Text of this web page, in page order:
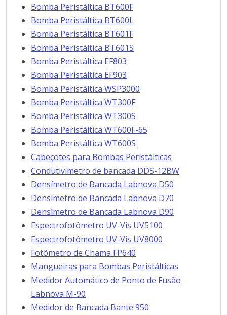
Bomba Peristáltica BT600F
Bomba Peristáltica BT600L
Bomba Peristáltica BT601F
Bomba Peristáltica BT601S
Bomba Peristáltica EF803
Bomba Peristáltica EF903
Bomba Peristáltica WSP3000
Bomba Peristáltica WT300F
Bomba Peristáltica WT300S
Bomba Peristáltica WT600F-65
Bomba Peristáltica WT600S
Cabeçotes para Bombas Peristálticas
Condutivímetro de bancada DDS-12BW
Densímetro de Bancada Labnova D50
Densímetro de Bancada Labnova D70
Densímetro de Bancada Labnova D90
Espectrofotômetro UV-Vis UV5100
Espectrofotômetro UV-Vis UV8000
Fotômetro de Chama FP640
Mangueiras para Bombas Peristálticas
Medidor Automático de Ponto de Fusão
Labnova M-90
Medidor de Bancada Bante 950